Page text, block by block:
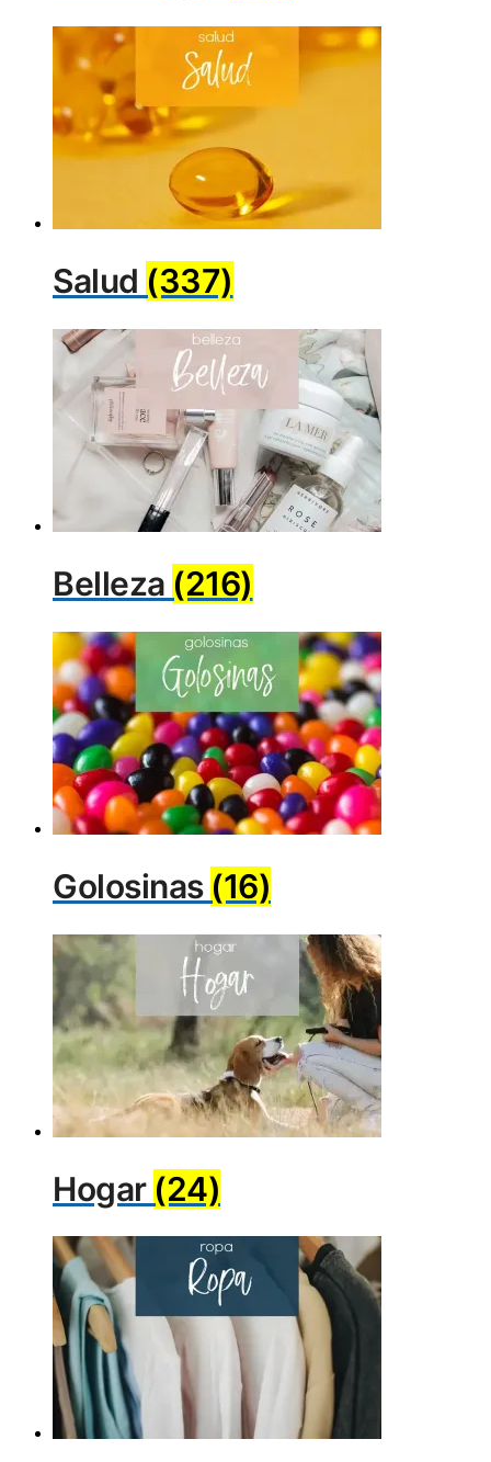
Salud (337)
Belleza (216)
Golosinas (16)
Hogar (24)